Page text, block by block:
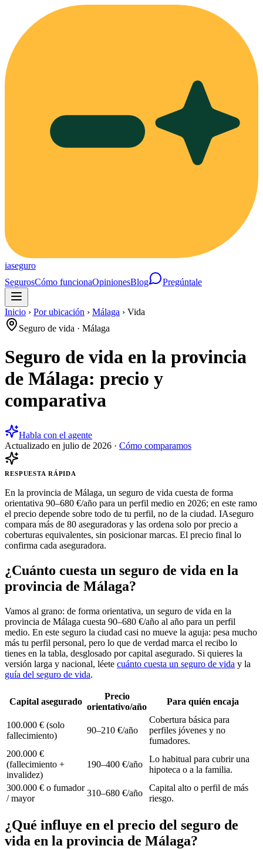
iaseguro
SegurosCómo funcionaOpinionesBlog Pregúntale
Inicio › Por ubicación › Málaga › Vida
Seguro de vida · Málaga
Seguro de vida en la provincia
de Málaga: precio y
comparativa
Habla con el agente
Actualizado en julio de 2026 · Cómo comparamos
RESPUESTA RÁPIDA
En la provincia de Málaga, un seguro de vida cuesta de forma
orientativa 90–680 €/año para un perfil medio en 2026; en este ramo
el precio depende sobre todo de tu perfil, no de la ciudad. IAseguro
compara más de 80 aseguradoras y las ordena solo por precio a
coberturas equivalentes, sin posicionar marcas. El precio final lo
confirma cada aseguradora.
¿Cuánto cuesta un seguro de vida en la
provincia de Málaga?
Vamos al grano: de forma orientativa, un seguro de vida en la
provincia de Málaga cuesta 90–680 €/año al año para un perfil
medio. En este seguro la ciudad casi no mueve la aguja: pesa mucho
más tu perfil personal, pero lo que de verdad marca el recibo lo
tienes en la tabla, desglosado por capital asegurado. Si quieres la
versión larga y nacional, léete cuánto cuesta un seguro de vida y la
guía del seguro de vida.
Capital asegurado
Precio
orientativo/año
Para quién encaja
100.000 € (solo
fallecimiento)
90–210 €/año
Cobertura básica para
perfiles jóvenes y no
fumadores.
200.000 €
(fallecimiento +
invalidez)
190–400 €/año
Lo habitual para cubrir una
hipoteca o a la familia.
300.000 € o fumador
/ mayor
310–680 €/año
Capital alto o perfil de más
riesgo.
¿Qué influye en el precio del seguro de
vida en la provincia de Málaga?